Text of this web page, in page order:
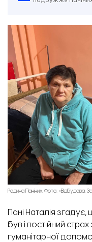
Родина Паніних. Фото: «Відбудова.
Пані Наталія
був і постійний
гуманітарної